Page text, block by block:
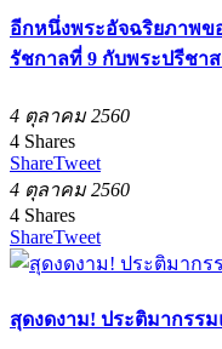
อีกหนึ่งพระอัจฉริยภาพข
รัชกาลที่ 9 กับพระปรีชา
4 ตุลาคม 2560
4 Shares
ShareTweet
4 ตุลาคม 2560
4 Shares
ShareTweet
สุดงดงาม! ประติมากรร